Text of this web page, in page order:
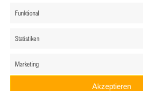
Funktional
Statistiken
Marketing
Akzeptieren